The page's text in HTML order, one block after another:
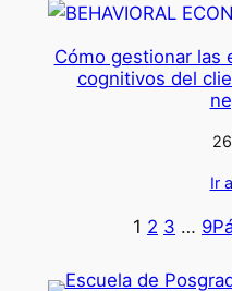
Cómo gestionar las
cognitivos del
Ir
1 2 3 … 9